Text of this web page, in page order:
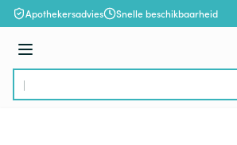
Ga naar de inhoud
Apothekersadvies Snelle beschikbaarheid
Menu
Product, merk, categorie...